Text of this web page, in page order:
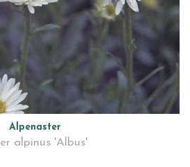
Alpenaster
alpinus 'Albus'